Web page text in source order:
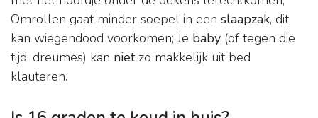
Omrollen gaat minder soepel in een slaapzak, dit
kan wiegendood voorkomen; Je baby (of tegen die
tijd: dreumes) kan nietzo makkelijk uit bed
klauteren.